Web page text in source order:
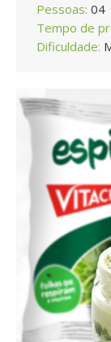
Pessoas: 04
Tempo de
Dificuldade: